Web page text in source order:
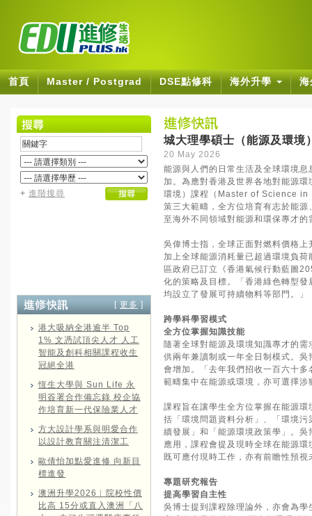
首頁 Master / Postgrad DSE點修科 海外升學
+ 進階搜尋
[ 更多 ]
港大吸納全港逾半 Top
1% 文憑試頂尖人才 人工
智能及創科相關課程收生
冠絕全港
恆生大學與 Sun Life 永
明簽署合作備忘錄 校企協
作培育新一代保險業人才
方大設計學系與明愛合作
以設計教育關注清潔工
歐倩怡加點愛進修 向新目
標進發
澳洲升學2026︱院校性價
比高 15分或直入澳洲「八
城大理學碩士（能源及環境
20 May 2026
能源與人們的日常生活及全球環境
加。為應對香港及世界各地對能源
環境）課程（Master of Science in
策三大範疇，全方位培育有志於能
至海外不同領域對能源和環保專才的
吳偉博士指，全球正面對燃料價格
加上全球能源消耗量已超過環境負
區政府已訂立《香港氣候行動藍圖
化的策略及目標。「香港綠色轉型
均設立了發展可持續物料等部門。」
跨學科學習模式
全方位掌握知識技能
隨著全球對能源及環境知識專才的
供兩年兼讀制或一年全日制模式。
會增加。「去年我們招收一百六十
範疇集中在能源或環境，亦可選擇涉
課程旨在讓學生全方位掌握在能源
括「環境問題資料分析」、「環境
續發展」和「能源環境政策學」。
應用，課程會提及現時全球在能源
既可應付現時工作，亦有前瞻性預
專題研究報告
提高學習自主性
吳博士提到課程除理論外，亦會為